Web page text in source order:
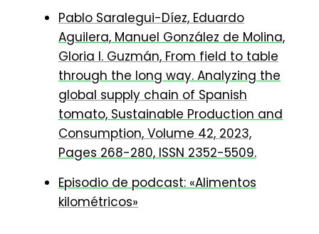
Pablo Saralegui-Díez, Eduardo
Aguilera, Manuel González de Molina,
Gloria I. Guzmán, From field to table
through the long way. Analyzing the
global supply chain of Spanish
tomato, Sustainable Production and
Consumption, Volume 42, 2023,
Pages 268-280, ISSN 2352-5509.
Episodio de podcast: «Alimentos
kilométricos»